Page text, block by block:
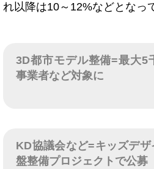
れ以降は10～12%などとなっ
3D都市モデル整備=最大5
事業者など対象に
KD協議会など=キッズデ
盤整備プロジェクトで公募